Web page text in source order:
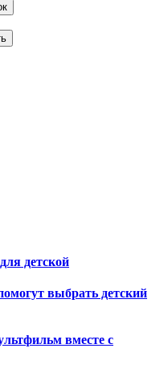
детской
выбрать детский
вместе с